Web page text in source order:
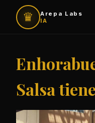
♛
Arepa Labs
IA
Salsa